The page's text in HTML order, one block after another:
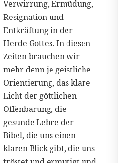
Verwirrung, Ermüdung,
Resignation und
Entkräftung in der
Herde Gottes. In diesen
Zeiten brauchen wir
mehr denn je geistliche
Orientierung, das klare
Licht der göttlichen
Offenbarung, die
gesunde Lehre der
Bibel, die uns einen
klaren Blick gibt, die uns